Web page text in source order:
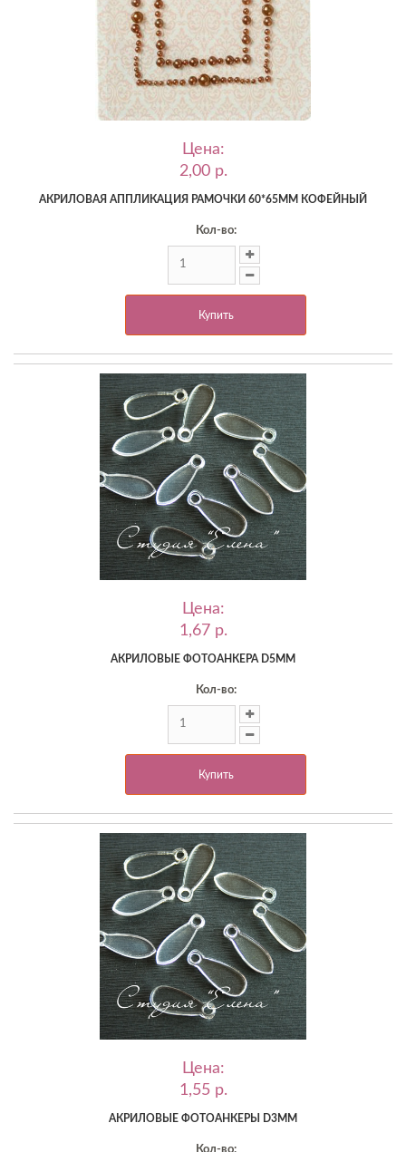
Цена:
2,00 p.
АКРИЛОВАЯ АППЛИКАЦИЯ РАМОЧКИ 60*65ММ КОФЕЙНЫЙ
Кол-во:
Купить
Цена:
1,67 p.
АКРИЛОВЫЕ ФОТОАНКЕРА D5ММ
Кол-во:
Купить
Цена:
1,55 p.
АКРИЛОВЫЕ ФОТОАНКЕРЫ D3ММ
Кол-во: